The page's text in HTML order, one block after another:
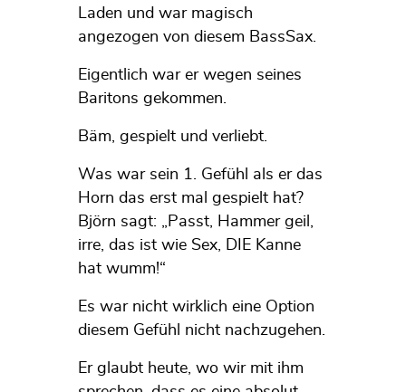
Laden und war magisch
angezogen von diesem BassSax.
Eigentlich war er wegen seines
Baritons gekommen.
Bäm, gespielt und verliebt.
Was war sein 1. Gefühl als er das
Horn das erst mal gespielt hat?
Björn sagt: „Passt, Hammer geil,
irre, das ist wie Sex, DIE Kanne
hat wumm!“
Es war nicht wirklich eine Option
diesem Gefühl nicht nachzugehen.
Er glaubt heute, wo wir mit ihm